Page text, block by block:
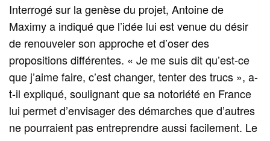
Interrogé sur la genèse du projet, Antoine de
Maximy a indiqué que l’idée lui est venue du désir
de renouveler son approche et d’oser des
propositions différentes. « Je me suis dit qu’est-ce
que j’aime faire, c’est changer, tenter des trucs », a-
t-il expliqué, soulignant que sa notoriété en France
lui permet d’envisager des démarches que d’autres
ne pourraient pas entreprendre aussi facilement. Le